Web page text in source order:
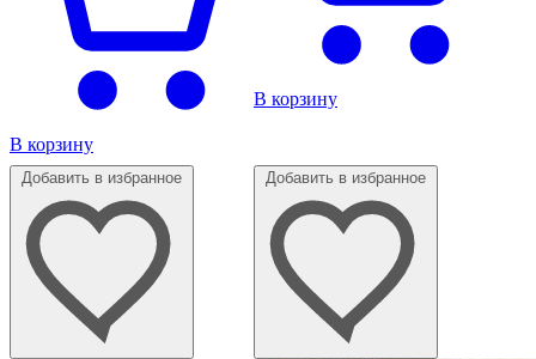
В корзину
В корзину
Добавить в избранное Добавить в избранное